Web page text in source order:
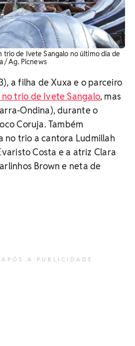
trio de Ivete Sangalo no último dia de
/ Ag. Picnews
a filha de Xuxa e o parceiro
trio de Ivete Sangalo, mas
Ondina), durante o
Coruja. Também
no trio a cantora Ludmillah
Costa e a atriz Clara
Brown e neta de
A PUBLICIDADE